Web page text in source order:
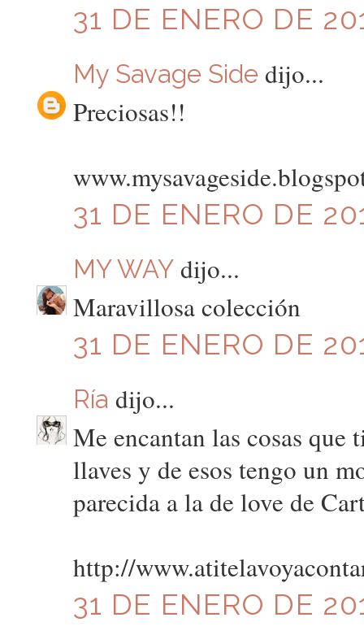
31 DE ENERO DE
My Savage Side dijo...
Preciosas!!
31 DE ENERO DE
MY WAYdijo...
Maravillosa colección
31 DE ENERO DE
Ría dijo...
Me encantan las cosas que
llaves y de esos tengo un
parecida a la de love de
http://
31 DE ENERO DE